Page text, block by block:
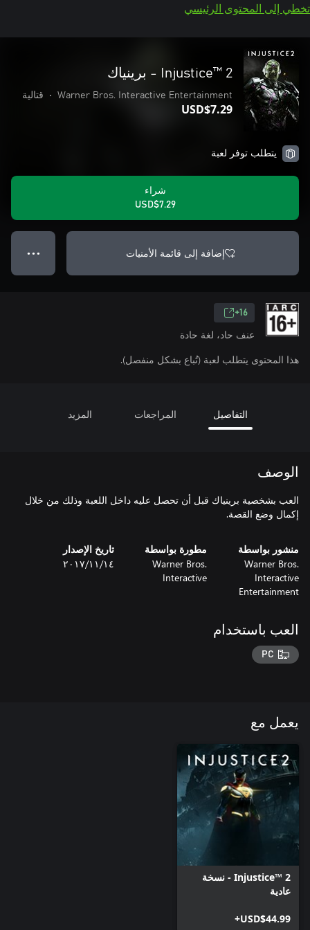
تخطي إلى المحتوى الرئيسي
Injustice™ 2 - برينياك
Warner Bros. Interactive Entertainment
• قتالية
USD$7.29
يتطلب توفر لعبة
شراء
USD$7.29
إضافة إلى قائمة الأمنيات ● ● ●
16+
عنف حاد، لغة حادة
هذا المحتوى يتطلب لعبة (تُباع بشكل منفصل).
التفاصيل المراجعات المزيد
الوصف
العب بشخصية برينياك قبل أن تحصل عليه داخل اللعبة وذلك من خلال
إكمال وضع القصة.
منشور بواسطة
Warner Bros.
Interactive
Entertainment
مطورة بواسطة
Warner Bros.
Interactive
تاريخ الإصدار
١٤‏/١١‏/٢٠١٧
العب باستخدام
PC
يعمل مع
Injustice™ 2 - نسخة
عادية
USD$44.99+